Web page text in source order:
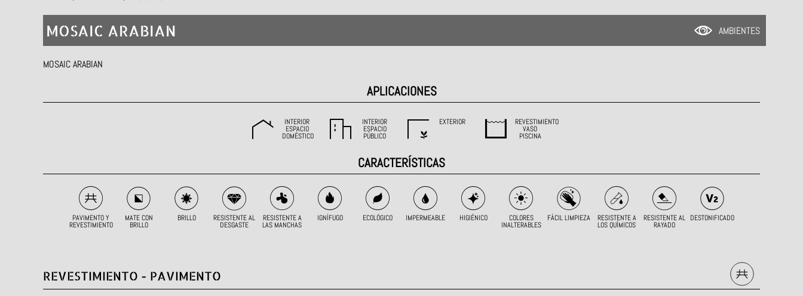
MOSAIC ARABIAN AMBIENTES
MOSAIC ARABIAN
APLICACIONES
INTERIOR
ESPACIO
DOMÉSTICO
INTERIOR
ESPACIO
PÚBLICO
EXTERIOR REVESTIMIENTO
VASO
PISCINA
CARACTERÍSTICAS
PAVIMENTO Y
REVESTIMIENTO
MATE CON
BRILLO
BRILLO RESISTENTE AL
DESGASTE
RESISTENTE A
LAS MANCHAS
IGNÍFUGO ECOLÓGICO IMPERMEABLE HIGIÉNICO COLORES
INALTERABLES
FÁCIL LIMPIEZA RESISTENTE A
LOS QUÍMICOS
RESISTENTE AL
RAYADO
DESTONIFICADO
REVESTIMIENTO - PAVIMENTO